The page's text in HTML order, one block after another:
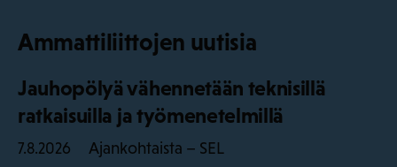
Ammattiliittojen uutisia
Jauhopölyä vähennetään teknisillä
ratkaisuilla ja työmenetelmillä
7.8.2026 Ajankohtaista – SEL